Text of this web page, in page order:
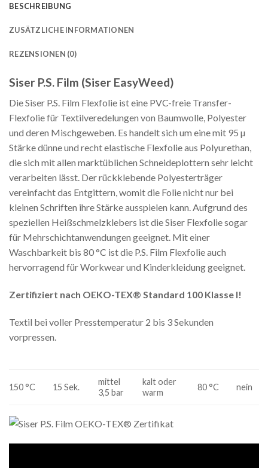
BESCHREIBUNG
ZUSÄTZLICHE INFORMATIONEN
REZENSIONEN (0)
Siser P.S. Film (Siser EasyWeed)
Die Siser P.S. Film Flexfolie ist eine PVC-freie Transfer-
Flexfolie für Textilveredelungen von Baumwolle, Polyester
und deren Mischgeweben. Es handelt sich um eine mit 95 µ
Stärke dünne und recht elastische Flexfolie aus Polyurethan,
die sich mit allen marktüblichen Schneideplottern sehr leicht
verarbeiten lässt. Der rückklebende Polyesterträger
vereinfacht das Entgittern, womit die Folie nicht nur bei
kleinen Schriften ihre Stärke ausspielen kann. Aufgrund des
speziellen Heißschmelzklebers ist die Siser Flexfolie sogar
für Mehrschichtanwendungen geeignet. Mit einer
Waschbarkeit bis 80 °C ist die P.S. Film Flexfolie auch
hervorragend für Workwear und Kinderkleidung geeignet.
Zertifiziert nach OEKO-TEX® Standard 100 Klasse I!
Textil bei voller Presstemperatur 2 bis 3 Sekunden
vorpressen.
150 °C 15 Sek.
mittel
3,5 bar
kalt oder
warm
80 °C nein